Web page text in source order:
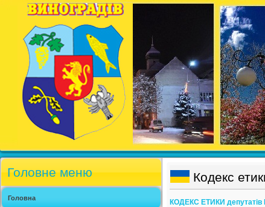
Головне меню
Головна
Кодекс
КОДЕКС ЕТИКИ депутатів